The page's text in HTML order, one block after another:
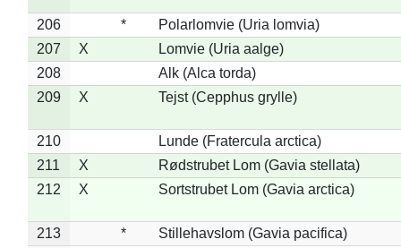
206 *
Polarlomvie (Uria lomvia)
207
X
Lomvie (Uria aalge)
208
Alk (Alca torda)
209
X Tejst (Cepphus grylle)
210
Lunde (Fratercula arctica)
211
X
Rødstrubet Lom (Gavia stellata)
212
X Sortstrubet Lom (Gavia arctica)
213 *
Stillehavslom (Gavia pacifica)